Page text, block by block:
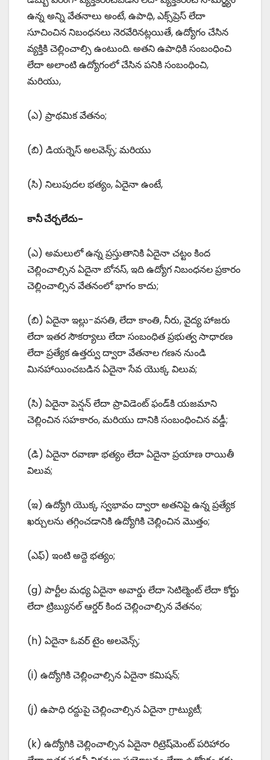
ఉన్న అన్ని వేతనాలు అంటే, ఉపాధి, ఎక్స్‌ప్రెస్ లేదా
సూచించిన నిబంధనలు నెరవేరినట్లయితే, ఉద్యోగం చేసిన
వ్యక్తికి చెల్లించాల్సి ఉంటుంది. అతని ఉపాధికి సంబంధించి
లేదా అలాంటి ఉద్యోగంలో చేసిన పనికి సంబంధించి,
మరియు,
(ఎ) ప్రాథమిక వేతనం;
(బి) డియర్నెస్ అలవెన్స్; మరియు
(సి) నిలుపుదల భత్యం, ఏదైనా ఉంటే,
కానీ చేర్చలేదు-
(ఎ) అమలులో ఉన్న ప్రస్తుతానికి ఏదైనా చట్టం కింద
చెల్లించాల్సిన ఏదైనా బోనస్, ఇది ఉద్యోగ నిబంధనల ప్రకారం
చెల్లించాల్సిన వేతనంలో భాగం కాదు;
(బి) ఏదైనా ఇల్లు-వసతి, లేదా కాంతి, నీరు, వైద్య హాజరు
లేదా ఇతర సౌకర్యాలు లేదా సంబంధిత ప్రభుత్వ సాధారణ
లేదా ప్రత్యేక ఉత్తర్వు ద్వారా వేతనాల గణన నుండి
మినహాయించబడిన ఏదైనా సేవ యొక్క విలువ;
(సి) ఏదైనా పెన్షన్ లేదా ప్రావిడెంట్ ఫండ్‌కి యజమాని
చెల్లించిన సహకారం, మరియు దానికి సంబంధించిన వడ్డీ;
(డి) ఏదైనా రవాణా భత్యం లేదా ఏదైనా ప్రయాణ రాయితీ
విలువ;
(ఇ) ఉద్యోగి యొక్క స్వభావం ద్వారా అతనిపై ఉన్న ప్రత్యేక
ఖర్చులను తగ్గించడానికి ఉద్యోగికి చెల్లించిన మొత్తం;
(ఎఫ్) ఇంటి అద్దె భత్యం;
(g) పార్టీల మధ్య ఏదైనా అవార్డు లేదా సెటిల్మెంట్ లేదా కోర్టు
లేదా ట్రిబ్యునల్ ఆర్డర్ కింద చెల్లించాల్సిన వేతనం;
(h) ఏదైనా ఓవర్ టైం అలవెన్స్;
(i) ఉద్యోగికి చెల్లించాల్సిన ఏదైనా కమిషన్;
(j) ఉపాధి రద్దుపై చెల్లించాల్సిన ఏదైనా గ్రాట్యుటీ;
(k) ఉద్యోగికి చెల్లించాల్సిన ఏదైనా రిట్రెష్‌మెంట్ పరిహారం